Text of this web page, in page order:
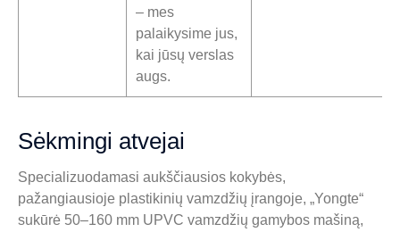
– mes
palaikysime jus,
kai jūsų verslas
augs.
Sėkmingi atvejai
Specializuodamasi aukščiausios kokybės,
pažangiausioje plastikinių vamzdžių įrangoje, „Yongte“
sukūrė 50–160 mm UPVC vamzdžių gamybos mašiną,